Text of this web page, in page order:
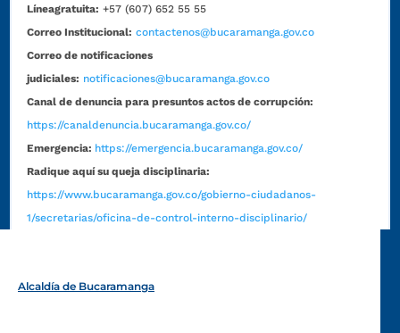
Líneagratuita: +57 (607) 652 55 55
Correo Institucional: contactenos@bucaramanga.gov.co
Correo de notificaciones
judiciales: notificaciones@bucaramanga.gov.co
Canal de denuncia para presuntos actos de corrupción:
https://canaldenuncia.bucaramanga.gov.co/
Emergencia: https://emergencia.bucaramanga.gov.co/
Radique aquí su queja disciplinaria:
https://www.bucaramanga.gov.co/gobierno-ciudadanos-
1/secretarias/oficina-de-control-interno-disciplinario/
Alcaldía de Bucaramanga